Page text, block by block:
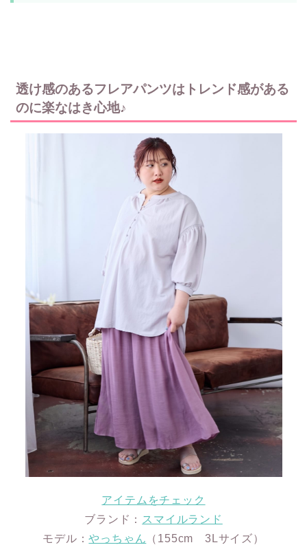
透け感のあるフレアパンツはトレンド感がある
のに楽なはき心地♪
アイテムをチェック
ブランド： スマイルランド
モデル：やっちゃん （155cm 3Lサイズ）